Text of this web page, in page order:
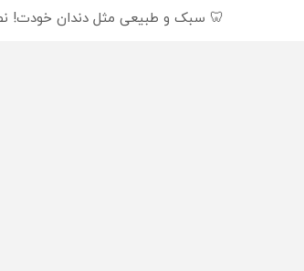
🦷 سبک و طبیعی مثل دندان خودت!